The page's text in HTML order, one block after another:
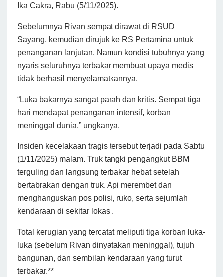
Ika Cakra, Rabu (5/11/2025).
Sebelumnya Rivan sempat dirawat di RSUD
Sayang, kemudian dirujuk ke RS Pertamina untuk
penanganan lanjutan. Namun kondisi tubuhnya yang
nyaris seluruhnya terbakar membuat upaya medis
tidak berhasil menyelamatkannya.
“Luka bakarnya sangat parah dan kritis. Sempat tiga
hari mendapat penanganan intensif, korban
meninggal dunia,” ungkanya.
Insiden kecelakaan tragis tersebut terjadi pada Sabtu
(1/11/2025) malam. Truk tangki pengangkut BBM
terguling dan langsung terbakar hebat setelah
bertabrakan dengan truk. Api merembet dan
menghanguskan pos polisi, ruko, serta sejumlah
kendaraan di sekitar lokasi.
Total kerugian yang tercatat meliputi tiga korban luka-
luka (sebelum Rivan dinyatakan meninggal), tujuh
bangunan, dan sembilan kendaraan yang turut
terbakar.**